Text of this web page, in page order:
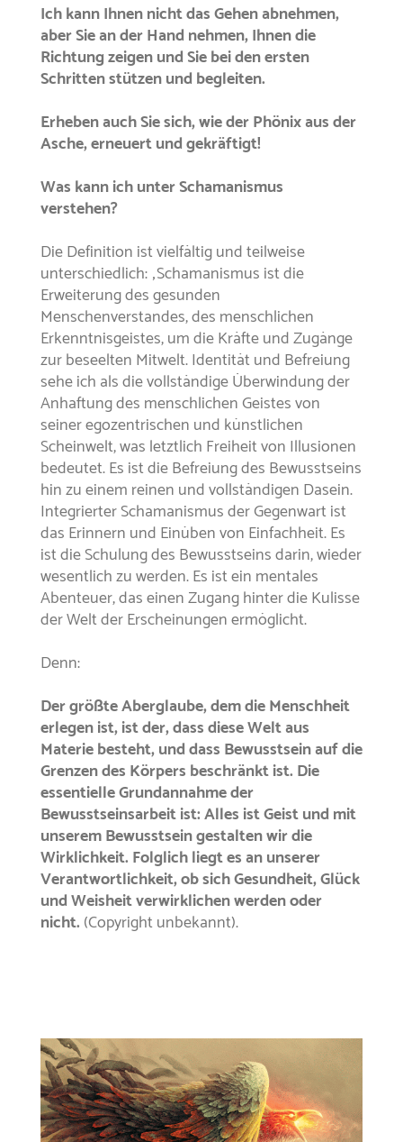
Ich kann Ihnen nicht das Gehen abnehmen,
aber Sie an der Hand nehmen, Ihnen die
Richtung zeigen und Sie bei den ersten
Schritten stützen und begleiten.
Erheben auch Sie sich, wie der Phönix aus der
Asche, erneuert und gekräftigt!
Was kann ich unter Schamanismus
verstehen?
Die Definition ist vielfältig und teilweise
unterschiedlich: „Schamanismus ist die
Erweiterung des gesunden
Menschenverstandes, des menschlichen
Erkenntnisgeistes, um die Kräfte und Zugänge
zur beseelten Mitwelt. Identität und Befreiung
sehe ich als die vollständige Überwindung der
Anhaftung des menschlichen Geistes von
seiner egozentrischen und künstlichen
Scheinwelt, was letztlich Freiheit von Illusionen
bedeutet. Es ist die Befreiung des Bewusstseins
hin zu einem reinen und vollständigen Dasein.
Integrierter Schamanismus der Gegenwart ist
das Erinnern und Einüben von Einfachheit. Es
ist die Schulung des Bewusstseins darin, wieder
wesentlich zu werden. Es ist ein mentales
Abenteuer, das einen Zugang hinter die Kulisse
der Welt der Erscheinungen ermöglicht.
Denn:
Der größte Aberglaube, dem die Menschheit
erlegen ist, ist der, dass diese Welt aus
Materie besteht, und dass Bewusstsein auf die
Grenzen des Körpers beschränkt ist. Die
essentielle Grundannahme der
Bewusstseinsarbeit ist: Alles ist Geist und mit
unserem Bewusstsein gestalten wir die
Wirklichkeit. Folglich liegt es an unserer
Verantwortlichkeit, ob sich Gesundheit, Glück
und Weisheit verwirklichen werden oder
nicht. (Copyright unbekannt).